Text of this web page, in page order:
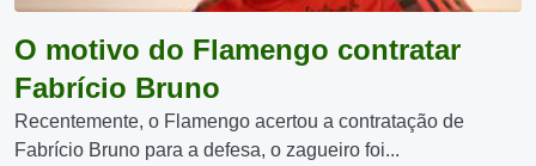
O motivo do Flamengo contratar
Fabrício Bruno
Recentemente, o Flamengo acertou a contratação de
Fabrício Bruno para a defesa, o zagueiro foi...